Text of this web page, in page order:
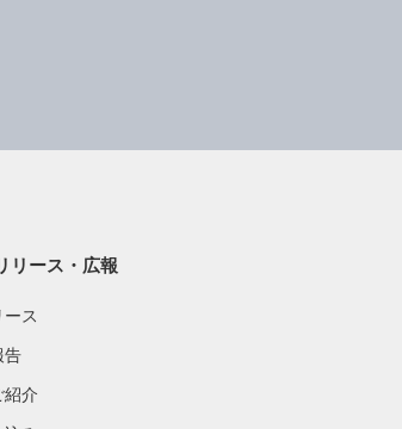
リース・広報
ス
告
紹介